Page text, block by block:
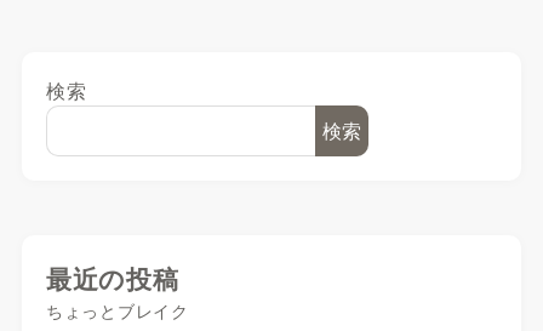
検索
検索
最近の投稿
ちょっとブレイク